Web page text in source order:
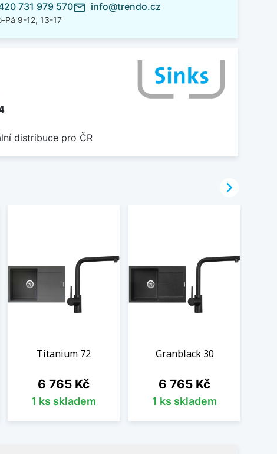
731 979 570
Pá 9-12, 13-17
mail_outline info@trendo.cz
distribuce pro ČR
Titanium 72
Cena
6 765 Kč
1 ks skladem
Granblack 30
Cena
6 765 Kč
1 ks skladem
